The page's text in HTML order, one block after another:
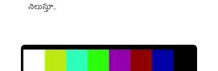
నిలుస్తూ..